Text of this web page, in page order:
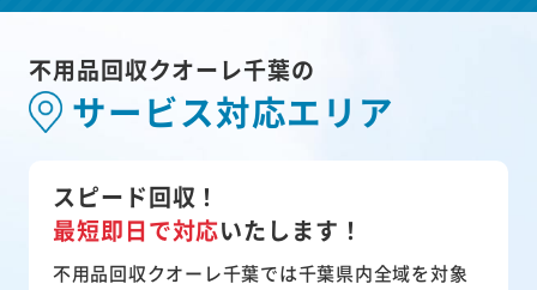
不用品回収クオーレ千葉の
サービス対応エリア
スピード回収！
最短即日で対応いたします！
不用品回収クオーレ千葉では千葉県内全域を対象